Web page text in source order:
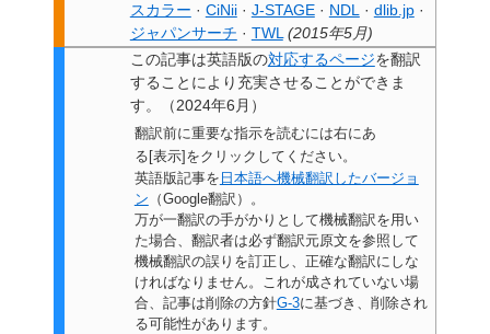
スカラー · CiNii · J-STAGE · NDL · dlib.jp ·
ジャパンサーチ · TWL (2015年5月)
この記事は英語版の対応するページを翻訳
することにより充実させることができま
す。
（2024年6月 ）
翻訳前に重要な指示を読むには右にあ
る[表示]をクリックしてください。
英語版記事を 日本語へ機械翻訳したバージョ
ン （Google翻訳）。
万が一翻訳の手がかりとして機械翻訳を用い
た場合、翻訳者は必ず翻訳元原文を参照して
機械翻訳の誤りを訂正し、正確な翻訳にしな
ければなりません。これが成されていない場
合、 記事は削除の方針G-3に基づき、削除され
る可能性があります。